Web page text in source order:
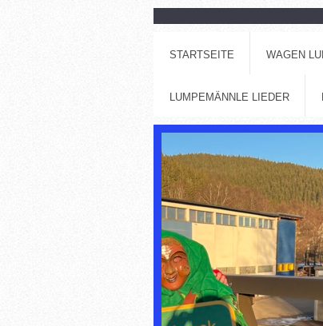
STARTSEITE WAGEN
LUMPEMÄNNLE LIEDER